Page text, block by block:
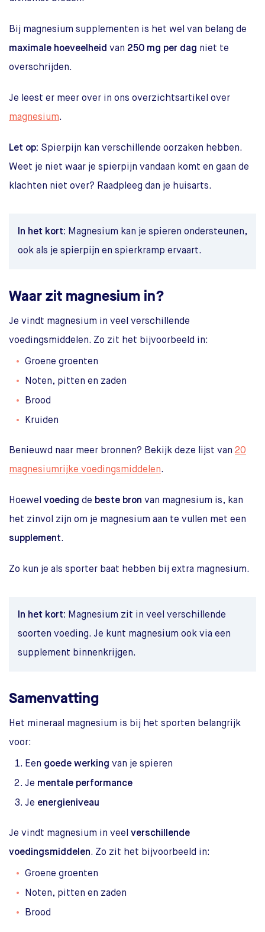
Bij magnesium supplementen is het wel van belang de
maximale hoeveelheid van 250 mg per dag niet te
overschrijden.
Je leest er meer over in ons overzichtsartikel over
magnesium.
Let op: Spierpijn kan verschillende oorzaken hebben.
Weet je niet waar je spierpijn vandaan komt en gaan de
klachten niet over? Raadpleeg dan je huisarts.
In het kort: Magnesium kan je spieren ondersteunen,
ook als je spierpijn en spierkramp ervaart.
Waar zit magnesium in?
Je vindt magnesium in veel verschillende
voedingsmiddelen. Zo zit het bijvoorbeeld in:
Groene groenten
Noten, pitten en zaden
Brood
Kruiden
Benieuwd naar meer bronnen? Bekijk deze lijst van 20
magnesiumrijke voedingsmiddelen.
Hoewel voeding de beste bron van magnesium is, kan
het zinvol zijn om je magnesium aan te vullen met een
supplement.
Zo kun je als sporter baat hebben bij extra magnesium.
In het kort: Magnesium zit in veel verschillende
soorten voeding. Je kunt magnesium ook via een
supplement binnenkrijgen.
Samenvatting
Het mineraal magnesium is bij het sporten belangrijk
voor:
Een goede werking van je spieren
Je mentale performance
Je energieniveau
Je vindt magnesium in veel verschillende
voedingsmiddelen. Zo zit het bijvoorbeeld in:
Groene groenten
Noten, pitten en zaden
Brood